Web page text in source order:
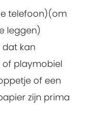
telefoon)(om
leggen)
dat kan
playmobiel
of een
zijn prima